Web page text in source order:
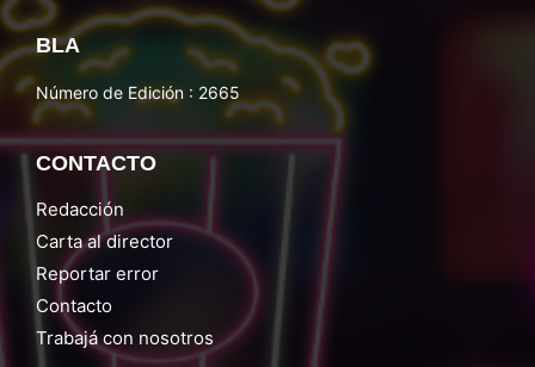
BLA
Número de Edición : 2665
CONTACTO
Redacción
Carta al director
Reportar error
Contacto
Trabajá con nosotros